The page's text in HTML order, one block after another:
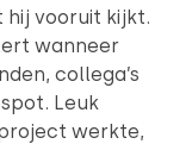
hij vooruit kijkt.
wanneer
collega’s
Leuk
werkte,